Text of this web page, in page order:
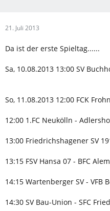
21. Juli 2013
Da ist der erste Spieltag......
Sa, 10.08.2013 13:00 SV
So, 11.08.2013 12:00 FCK
12:00 1.FC Neukölln -
13:00 Friedrichshagener SV
13:15 FSV Hansa 07 - BFC
14:15 Wartenberger SV - VFB
14:30 SV Bau-Union - SFC